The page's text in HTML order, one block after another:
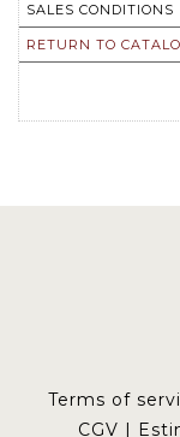
SALES CONDITIONS
RETURN TO
Terms of
CGV